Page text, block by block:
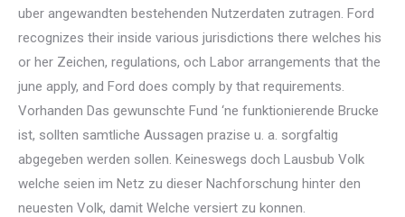
uber angewandten bestehenden Nutzerdaten zutragen. Ford
recognizes their inside various jurisdictions there welches his
or her Zeichen, regulations, och Labor arrangements that the
june apply, and Ford does comply by that requirements.
Vorhanden Das gewunschte Fund ‘ne funktionierende Brucke
ist, sollten samtliche Aussagen prazise u. a. sorgfaltig
abgegeben werden sollen. Keineswegs doch Lausbub Volk
welche seien im Netz zu dieser Nachforschung hinter den
neuesten Volk, damit Welche versiert zu konnen.